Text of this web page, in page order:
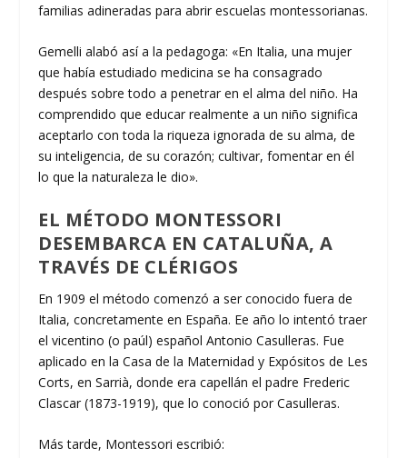
familias adineradas para abrir escuelas montessorianas.
Gemelli alabó así a la pedagoga: «En Italia, una mujer
que había estudiado medicina se ha consagrado
después sobre todo a penetrar en el alma del niño. Ha
comprendido que educar realmente a un niño significa
aceptarlo con toda la riqueza ignorada de su alma, de
su inteligencia, de su corazón; cultivar, fomentar en él
lo que la naturaleza le dio».
EL MÉTODO MONTESSORI
DESEMBARCA EN CATALUÑA, A
TRAVÉS DE CLÉRIGOS
En 1909 el método comenzó a ser conocido fuera de
Italia, concretamente en España. Ee año lo intentó traer
el vicentino (o paúl) español Antonio Casulleras. Fue
aplicado en la Casa de la Maternidad y Expósitos de Les
Corts, en Sarrià, donde era capellán el padre Frederic
Clascar (1873-1919), que lo conoció por Casulleras.
Más tarde, Montessori escribió: